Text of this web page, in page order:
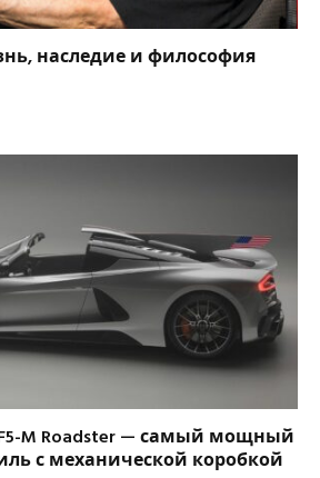
наследие и философия
F5-M Roadster — самый мощный
с механической коробкой